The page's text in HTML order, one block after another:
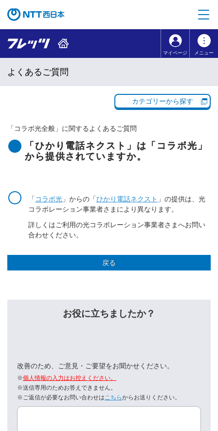
コンテンツのリンクナビゲーションへ移動
マイページ メニュー
よくあるご質問
カテゴリーから探す
「 コラボ光全般 」に関するよくあるご質問
「ひかり電話ネクスト」は「コラボ光」
から提供されていますか。
「 コラボ光 」からの「ひかり電話ネクスト 」の提供は、光
コラボレーション事業者さまにより異なります。
詳しくはご利用の光コラボレーション事業者さまへお問い
合わせください。
戻る
お役に立ちましたか？
改善のため、ご意見・ご要望をお聞かせください。
※個人情報の入力はお控えください。
※送信専用のためお答えできません。
※ご返信が必要なお問い合わせはこちらからお送りください。